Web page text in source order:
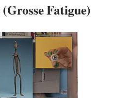
(Grosse Fatigue)